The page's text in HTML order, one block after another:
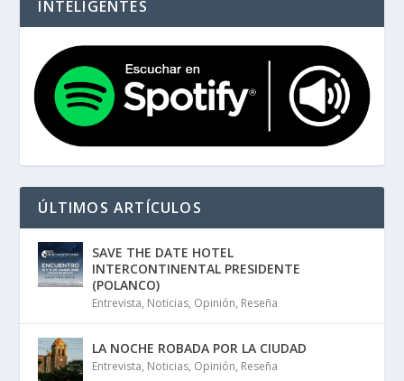
INTELIGENTES
ÚLTIMOS ARTÍCULOS
SAVE THE DATE HOTEL
INTERCONTINENTAL PRESIDENTE
(POLANCO)
Entrevista, Noticias, Opinión, Reseña
LA NOCHE ROBADA POR LA CIUDAD
Entrevista, Noticias, Opinión, Reseña